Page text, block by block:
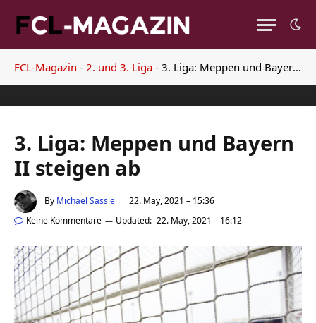
FCL-Magazin - 2. und 3. Liga - 3. Liga: Meppen und Bayern II steigen ab
3. Liga: Meppen und Bayern
II steigen ab
By Michael Sassie
22. May, 2021 – 15:36
Keine Kommentare
Updated: 22. May, 2021 – 16:12